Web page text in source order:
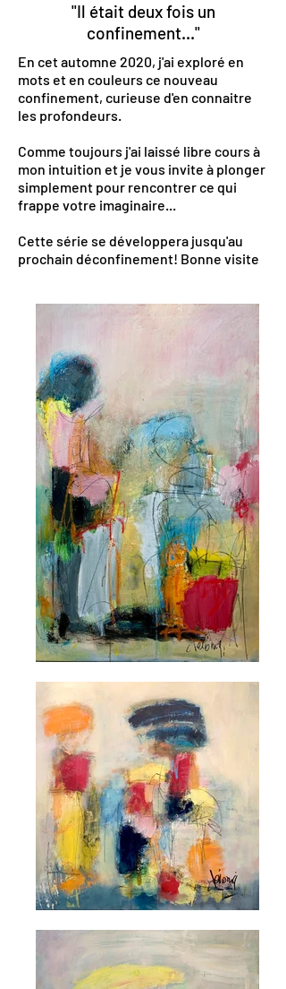
"Il était deux fois un
confinement..."
En cet automne 2020, j'ai exploré en
mots et en couleurs ce nouveau
confinement, curieuse d'en connaitre
les profondeurs.
Comme toujours j'ai laissé libre cours à
mon intuition et je vous invite à plonger
simplement pour rencontrer ce qui
frappe votre imaginaire...
Cette série se développera jusqu'au
prochain déconfinement! Bonne visite